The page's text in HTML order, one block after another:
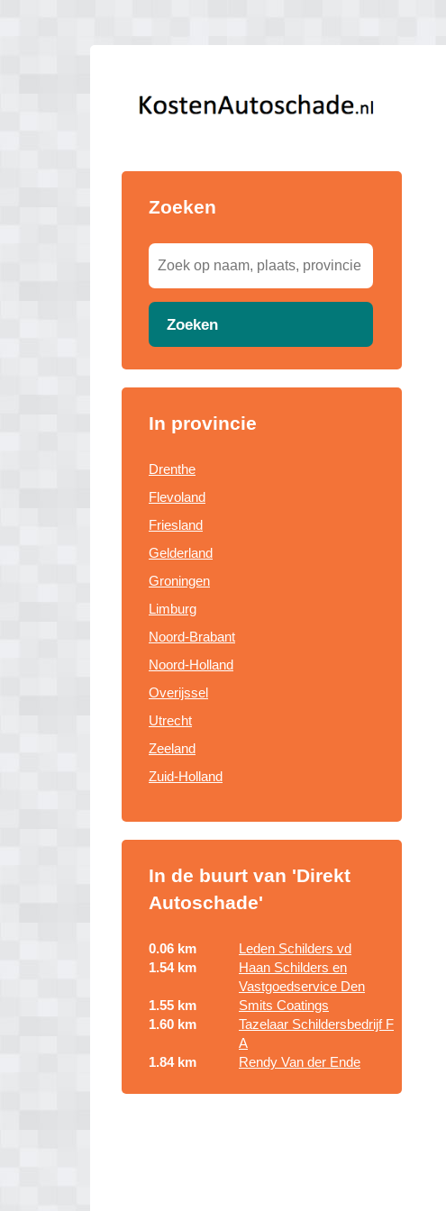
Zoeken
Zoeken
In provincie
Drenthe
Flevoland
Friesland
Gelderland
Groningen
Limburg
Noord-Brabant
Noord-Holland
Overijssel
Utrecht
Zeeland
Zuid-Holland
In de buurt van 'Direkt
Autoschade'
0.06 km
Leden Schilders vd
1.54 km
Haan Schilders en
Vastgoedservice Den
1.55 km
Smits Coatings
1.60 km
Tazelaar Schildersbedrijf F
A
1.84 km
Rendy Van der Ende